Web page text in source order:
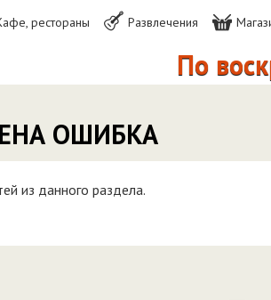
рестораны Развлечения
По
ОШИБКА
из данного раздела.